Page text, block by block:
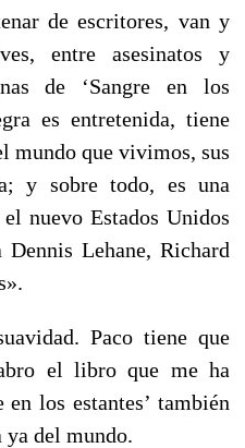
de escritores, van y
entre asesinatos y
de ‘Sangre en los
es entretenida, tiene
mundo que vivimos, sus
y sobre todo, es una
nuevo Estados Unidos
Lehane, Richard
Paco tiene que
el libro que me ha
los estantes’ también
ya del mundo.